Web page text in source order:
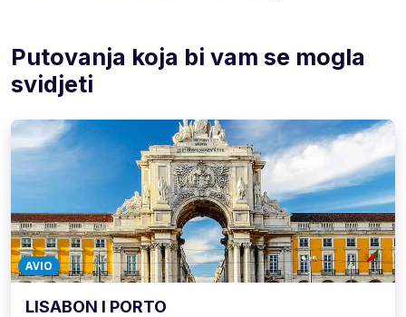
Putovanja koja bi vam se mogla
svidjeti
AVIO
LISABON I PORTO